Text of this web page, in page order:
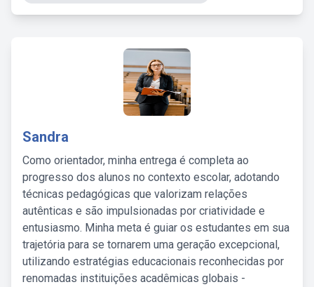
Sandra
Como orientador, minha entrega é completa ao
progresso dos alunos no contexto escolar, adotando
técnicas pedagógicas que valorizam relações
autênticas e são impulsionadas por criatividade e
entusiasmo. Minha meta é guiar os estudantes em sua
trajetória para se tornarem uma geração excepcional,
utilizando estratégias educacionais reconhecidas por
renomadas instituições acadêmicas globais -